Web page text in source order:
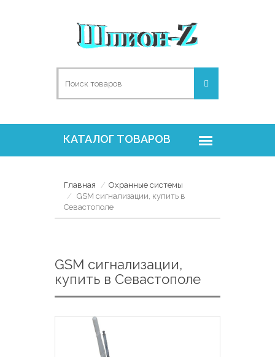
Главная
Охранные системы
GSM сигнализации, купить в
Севастополе
GSM сигнализации,
купить в Севастополе